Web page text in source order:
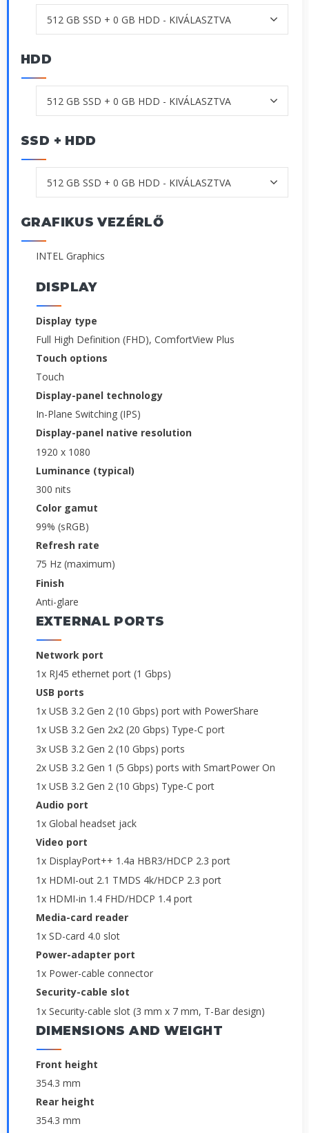
HDD
SSD + HDD
GRAFIKUS VEZÉRLŐ
INTEL Graphics
DISPLAY
Display type
Full High Definition (FHD), ComfortView Plus
Touch options
Touch
Display-panel technology
In-Plane Switching (IPS)
Display-panel native resolution
1920 x 1080
Luminance (typical)
300 nits
Color gamut
99% (sRGB)
Refresh rate
75 Hz (maximum)
Finish
Anti-glare
EXTERNAL PORTS
Network port
1x RJ45 ethernet port (1 Gbps)
USB ports
1x USB 3.2 Gen 2 (10 Gbps) port with PowerShare
1x USB 3.2 Gen 2x2 (20 Gbps) Type-C port
3x USB 3.2 Gen 2 (10 Gbps) ports
2x USB 3.2 Gen 1 (5 Gbps) ports with SmartPower On
1x USB 3.2 Gen 2 (10 Gbps) Type-C port
Audio port
1x Global headset jack
Video port
1x DisplayPort++ 1.4a HBR3/HDCP 2.3 port
1x HDMI-out 2.1 TMDS 4k/HDCP 2.3 port
1x HDMI-in 1.4 FHD/HDCP 1.4 port
Media-card reader
1x SD-card 4.0 slot
Power-adapter port
1x Power-cable connector
Security-cable slot
1x Security-cable slot (3 mm x 7 mm, T-Bar design)
DIMENSIONS AND WEIGHT
Front height
354.3 mm
Rear height
354.3 mm